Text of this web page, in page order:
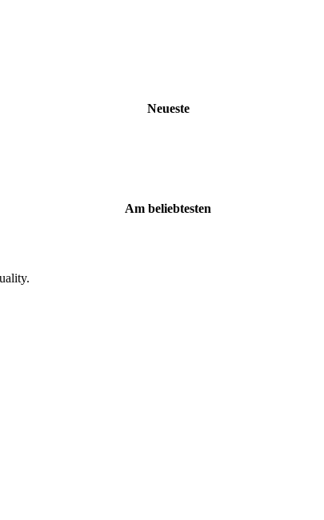
Neueste
Am beliebtesten